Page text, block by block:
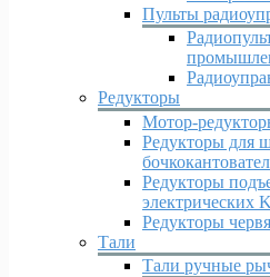
Пульты
Редукторы
Мотор-
Редукторы для
Редукторы
электрических
Редукторы
Тали
Тали ручные